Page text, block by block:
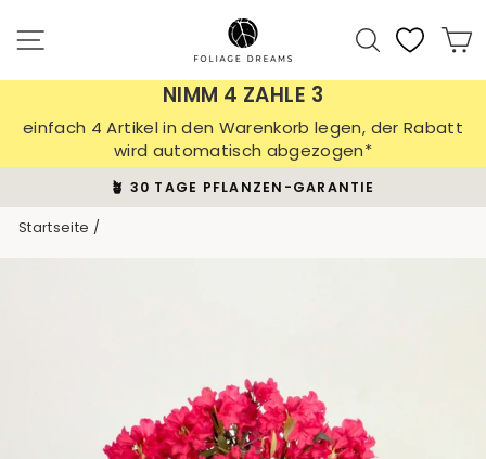
zum
Inhalt
Suche
NIMM 4 ZAHLE 3
einfach 4 Artikel in den Warenkorb legen, der Rabatt
wird automatisch abgezogen*
Pause
🪴 30 TAGE PFLANZEN-GARANTIE
Startseite /